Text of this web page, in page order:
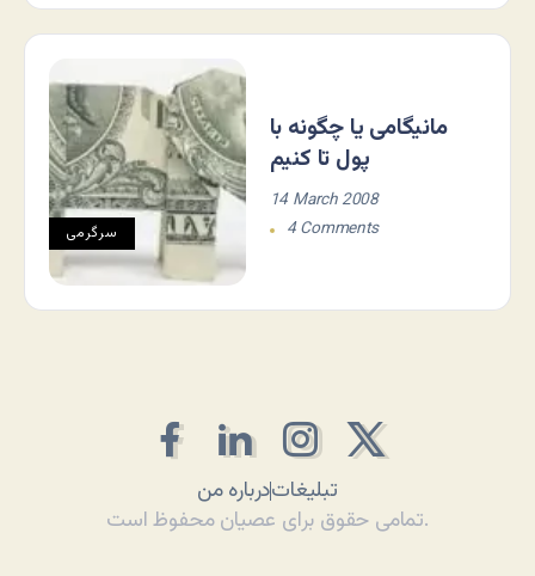
سرگرمی
مانيگامی يا چگونه با
پول تا کنيم
14 March 2008
4 Comments
درباره منتبلیغات
تمامی حقوق برای عصیان محفوظ است.